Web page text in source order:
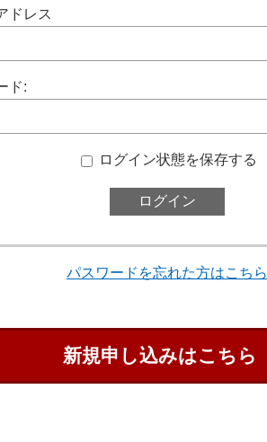
ドレス
ド:
ログイン状態を保存する
パスワードを忘れた方はこちら
新規申し込みはこちら